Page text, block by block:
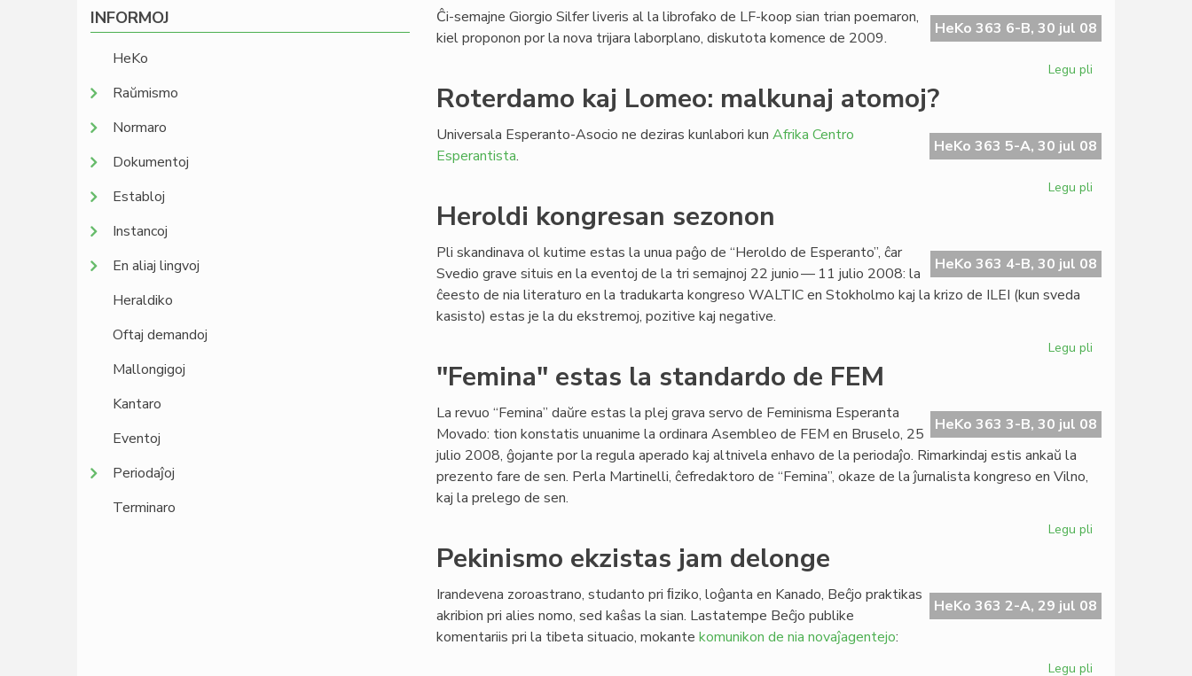
Esperantio
HeKo 363 6-B, 30 jul 08
Ĉi-semajne Giorgio Silfer liveris al la librofako de LF-koop sian trian poemaron,
kiel proponon por la nova trijara laborplano, diskutota komence de 2009.
Legu pli
de
Giorgio
Roterdamo kaj Lomeo: malkunaj atomoj?
HeKo 363 5-A, 30 jul 08
Universala Esperanto-Asocio ne deziras kunlabori kun Afrika Centro
Esperantista.
Legu pli
malkunaj
atomoj?
Heroldi kongresan sezonon
HeKo 363 4-B, 30 jul 08
Pli skandinava ol kutime estas la unua paĝo de “Heroldo de Esperanto”, ĉar
Svedio grave situis en la eventoj de la tri semajnoj 22 junio — 11 julio 2008: la
ĉeesto de nia literaturo en la tradukarta kongreso WALTIC en Stokholmo kaj la krizo de ILEI (kun sveda
kasisto) estas je la du ekstremoj, pozitive kaj negative.
Legu pli
"Femina" estas la standardo de FEM
HeKo 363 3-B, 30 jul 08
La revuo “Femina” daŭre estas la plej grava servo de Feminisma Esperanta
Movado: tion konstatis unuanime la ordinara Asembleo de FEM en Bruselo, 25
julio 2008, ĝojante por la regula aperado kaj altnivela enhavo de la periodaĵo. Rimarkindaj estis ankaŭ la
prezento fare de sen. Perla Martinelli, ĉefredaktoro de “Femina”, okaze de la ĵurnalista kongreso en Vilno,
kaj la prelego de sen.
Legu pli
standardo
de
Pekinismo ekzistas jam delonge
HeKo 363 2-A, 29 jul 08
Irandevena zoroastrano, studanto pri ﬁziko, loĝanta en Kanado, Beĉjo praktikas
akribion pri alies nomo, sed kaŝas la sian. Lastatempe Beĉjo publike
komentariis pri la tibeta situacio, mokante komunikon de nia novaĵagentejo:
Legu pli
INFORMOJ
HeKo
Raŭmismo
Normaro
Dokumentoj
Establoj
Instancoj
En aliaj lingvoj
Heraldiko
Oftaj demandoj
Mallongigoj
Kantaro
Eventoj
Periodaĵoj
Terminaro